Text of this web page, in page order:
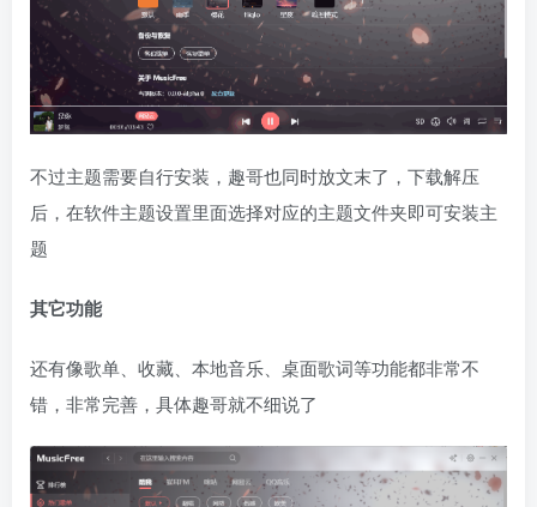
不过主题需要自行安装，趣哥也同时放文末了，下载解压
后，在软件主题设置里面选择对应的主题文件夹即可安装主
题
其它功能
还有像歌单、收藏、本地音乐、桌面歌词等功能都非常不
错，非常完善，具体趣哥就不细说了